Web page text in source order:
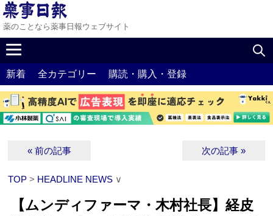
薬のことなら薬事日報ウェブサイト
新着 全カテゴリー 購読・購入・登録
« 前の記事 次の記事 »
TOP > HEADLINE NEWS ∨
【ムンディファーマ・木村社長】経皮